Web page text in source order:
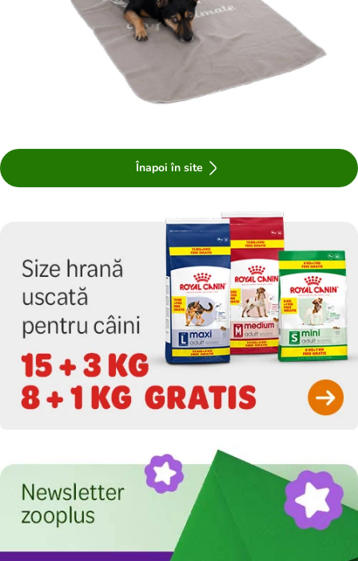
Înapoi în site